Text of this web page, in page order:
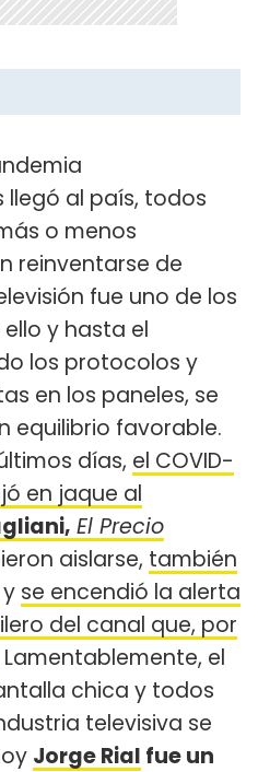
llegó al país, todos
o menos
reinventarse de
fue uno de los
y hasta el
los protocolos y
en los paneles, se
equilibrio favorable.
días, el COVID-
en jaque al
El Precio
aislarse, también
y se encendió la alerta
del canal que, por
Lamentablemente, el
chica y todos
televisiva se
Jorge Rial fue un